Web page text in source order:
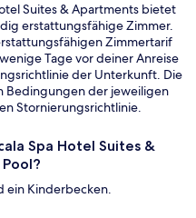
Suites & Apartments bietet
erstattungsfähige Zimmer.
Zimmertarif
Tage vor deiner Anreise
der Unterkunft. Die
Bedingungen der jeweiligen
Stornierungsrichtlinie.
Spa Hotel Suites &
ein Kinderbecken.